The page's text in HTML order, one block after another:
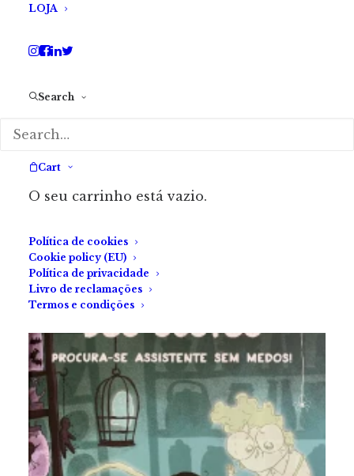
LOJA
Search
Cart
O seu carrinho está vazio.
Política de cookies
Cookie policy (EU)
Política de privacidade
Livro de reclamações
Termos e condições